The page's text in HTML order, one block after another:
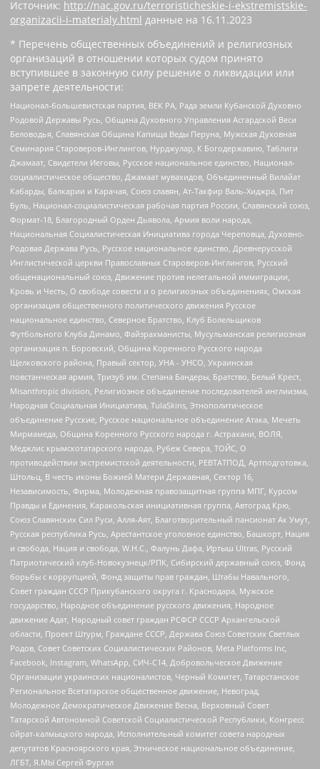
Источник: http://nac.gov.ru/terroristicheskie-i-ekstremistskie-
organizacii-i-materialy.html данные на 16.11.2023
* Перечень общественных объединений и религиозных
организаций в отношении которых судом принято
вступившее в законную силу решение о ликвидации или
запрете деятельности:
Национал-большевистская партия, ВЕК РА, Рада земли Кубанской Духовно
Родовой Державы Русь, Община Духовного Управления Асгардской Веси
Беловодья, Славянская Община Капища Веды Перуна, Мужская Духовная
Семинария Староверов-Инглингов, Нурджулар, К Богодержавию, Таблиги
Джамаат, Свидетели Иеговы, Русское национальное единство, Национал-
социалистическое общество, Джамаат мувахидов, Объединенный Вилайат
Кабарды, Балкарии и Карачая, Союз славян, Ат-Такфир Валь-Хиджра, Пит
Буль, Национал-социалистическая рабочая партия России, Славянский союз,
Формат-18, Благородный Орден Дьявола, Армия воли народа,
Национальная Социалистическая Инициатива города Череповца, Духовно-
Родовая Держава Русь, Русское национальное единство, Древнерусской
Инглистической церкви Православных Староверов-Инглингов, Русский
общенациональный союз, Движение против нелегальной иммиграции,
Кровь и Честь, О свободе совести и о религиозных объединениях, Омская
организация общественного политического движения Русское
национальное единство, Северное Братство, Клуб Болельщиков
Футбольного Клуба Динамо, Файзрахманисты, Мусульманская религиозная
организация п. Боровский, Община Коренного Русского народа
Щелковского района, Правый сектор, УНА - УНСО, Украинская
повстанческая армия, Тризуб им. Степана Бандеры, Братство, Белый Крест,
Misanthropic division, Религиозное объединение последователей инглиизма,
Народная Социальная Инициатива, TulaSkins, Этнополитическое
объединение Русские, Русское национальное объединение Атака, Мечеть
Мирмамеда, Община Коренного Русского народа г. Астрахани, ВОЛЯ,
Меджлис крымскотатарского народа, Рубеж Севера, ТОЙС, О
противодействии экстремистской деятельности, РЕВТАТПОД, Артподготовка,
Штольц, В честь иконы Божией Матери Державная, Сектор 16,
Независимость, Фирма, Молодежная правозащитная группа МПГ, Курсом
Правды и Единения, Каракольская инициативная группа, Автоград Крю,
Союз Славянских Сил Руси, Алля-Аят, Благотворительный пансионат Ак Умут,
Русская республика Русь, Арестантское уголовное единство, Башкорт, Нация
и свобода, Нация и свобода, W.H.С., Фалунь Дафа, Иртыш Ultras, Русский
Патриотический клуб-Новокузнецк/РПК, Сибирский державный союз, Фонд
борьбы с коррупцией, Фонд защиты прав граждан, Штабы Навального,
Совет граждан СССР Прикубанского округа г. Краснодара, Мужское
государство, Народное объединение русского движения, Народное
движение Адат, Народный совет граждан РСФСР СССР Архангельской
области, Проект Штурм, Граждане СССР, Держава Союз Советских Светлых
Родов, Совет Советских Социалистических Районов, Meta Platforms Inc,
Facebook, Instagram, WhatsApp, СИЧ-С14, Добровольческое Движение
Организации украинских националистов, Черный Комитет, Татарстанское
Региональное Всетатарское общественное движение, Невоград,
Молодежное Демократическое Движение Весна, Верховный Совет
Татарской Автономной Советской Социалистической Республики, Конгресс
ойрат-калмыцкого народа, Исполнительный комитет совета народных
депутатов Красноярского края, Этническое национальное объединение,
ЛГБТ, Я.МЫ Сергей Фургал